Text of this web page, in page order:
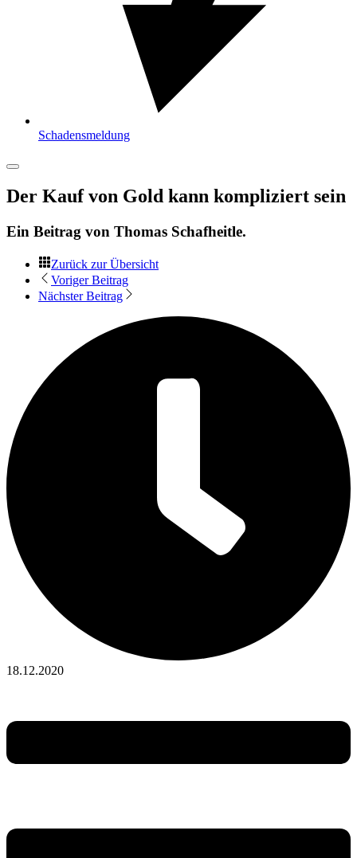
Schadensmeldung
Der Kauf von Gold kann kompliziert sein
Ein Beitrag von Thomas Schafheitle.
Zurück zur Übersicht
Voriger Beitrag
Nächster Beitrag
18.12.2020